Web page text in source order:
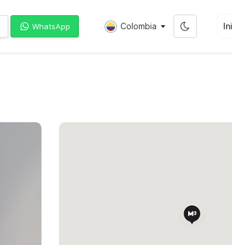
WhatsApp Colombia